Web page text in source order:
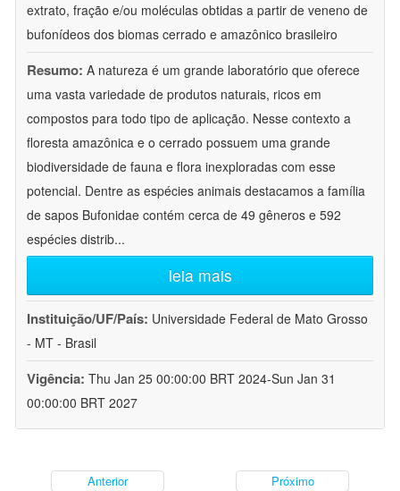
extrato, fração e/ou moléculas obtidas a partir de veneno de
bufonídeos dos biomas cerrado e amazônico brasileiro
Resumo: A natureza é um grande laboratório que oferece
uma vasta variedade de produtos naturais, ricos em
compostos para todo tipo de aplicação. Nesse contexto a
floresta amazônica e o cerrado possuem uma grande
biodiversidade de fauna e flora inexploradas com esse
potencial. Dentre as espécies animais destacamos a família
de sapos Bufonidae contém cerca de 49 gêneros e 592
espécies distrib...
leia mais
Instituição/UF/País: Universidade Federal de Mato Grosso
- MT - Brasil
Vigência: Thu Jan 25 00:00:00 BRT 2024-Sun Jan 31
00:00:00 BRT 2027
Anterior Próximo